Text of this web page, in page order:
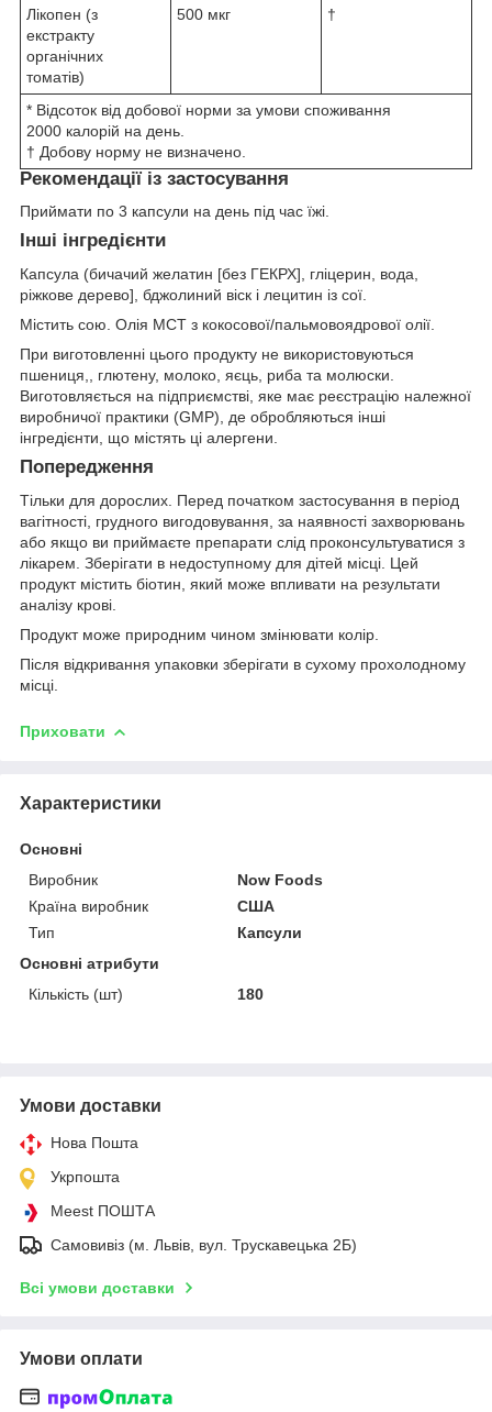
Лікопен (з
екстракту
органічних
томатів)
500 мкг †
* Відсоток від добової норми за умови споживання
2000 калорій на день.
† Добову норму не визначено.
Рекомендації із застосування
Приймати по 3 капсули на день під час їжі.
Інші інгредієнти
Капсула (бичачий желатин [без ГЕКРХ], гліцерин, вода,
ріжкове дерево], бджолиний віск і лецитин із сої.
Містить сою. Олія MCT з кокосової/пальмовоядрової олії.
При виготовленні цього продукту не використовуються
пшениця,, глютену, молоко, яєць, риба та молюски.
Виготовляється на підприємстві, яке має реєстрацію належної
виробничої практики (GMP), де обробляються інші
інгредієнти, що містять ці алергени.
Попередження
Тільки для дорослих. Перед початком застосування в період
вагітності, грудного вигодовування, за наявності захворювань
або якщо ви приймаєте препарати слід проконсультуватися з
лікарем. Зберігати в недоступному для дітей місці. Цей
продукт містить біотин, який може впливати на результати
аналізу крові.
Продукт може природним чином змінювати колір.
Після відкривання упаковки зберігати в сухому прохолодному
місці.
Приховати
Характеристики
Основні
Виробник
Now Foods
Країна виробник
США
Тип
Капсули
Основні атрибути
Кількість (шт)
180
Умови доставки
Нова Пошта
Укрпошта
Meest ПОШТА
Самовивіз (м. Львів, вул. Трускавецька 2Б)
Всі умови доставки
Умови оплати